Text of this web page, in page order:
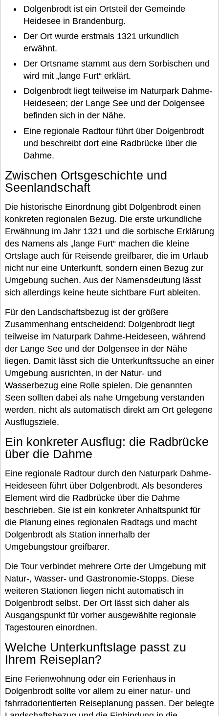
Dolgenbrodt ist ein Ortsteil der Gemeinde
Heidesee in Brandenburg.
Der Ort wurde erstmals 1321 urkundlich
erwähnt.
Der Ortsname stammt aus dem Sorbischen und
wird mit „lange Furt“ erklärt.
Dolgenbrodt liegt teilweise im Naturpark Dahme-
Heideseen; der Lange See und der Dolgensee
befinden sich in der Nähe.
Eine regionale Radtour führt über Dolgenbrodt
und beschreibt dort eine Radbrücke über die
Dahme.
Zwischen Ortsgeschichte und
Seenlandschaft
Die historische Einordnung gibt Dolgenbrodt einen
konkreten regionalen Bezug. Die erste urkundliche
Erwähnung im Jahr 1321 und die sorbische Erklärung
des Namens als „lange Furt“ machen die kleine
Ortslage auch für Reisende greifbarer, die im Urlaub
nicht nur eine Unterkunft, sondern einen Bezug zur
Umgebung suchen. Aus der Namensdeutung lässt
sich allerdings keine heute sichtbare Furt ableiten.
Für den Landschaftsbezug ist der größere
Zusammenhang entscheidend: Dolgenbrodt liegt
teilweise im Naturpark Dahme-Heideseen, während
der Lange See und der Dolgensee in der Nähe
liegen. Damit lässt sich die Unterkunftssuche an einer
Umgebung ausrichten, in der Natur- und
Wasserbezug eine Rolle spielen. Die genannten
Seen sollten dabei als nahe Umgebung verstanden
werden, nicht als automatisch direkt am Ort gelegene
Ausflugsziele.
Ein konkreter Ausflug: die Radbrücke
über die Dahme
Eine regionale Radtour durch den Naturpark Dahme-
Heideseen führt über Dolgenbrodt. Als besonderes
Element wird die Radbrücke über die Dahme
beschrieben. Sie ist ein konkreter Anhaltspunkt für
die Planung eines regionalen Radtags und macht
Dolgenbrodt als Station innerhalb der
Umgebungstour greifbarer.
Die Tour verbindet mehrere Orte der Umgebung mit
Natur-, Wasser- und Gastronomie-Stopps. Diese
weiteren Stationen liegen nicht automatisch in
Dolgenbrodt selbst. Der Ort lässt sich daher als
Ausgangspunkt für vorher ausgewählte regionale
Tagestouren einordnen.
Welche Unterkunftslage passt zu
Ihrem Reiseplan?
Eine Ferienwohnung oder ein Ferienhaus in
Dolgenbrodt sollte vor allem zu einer natur- und
fahrradorientierten Reiseplanung passen. Der belegte